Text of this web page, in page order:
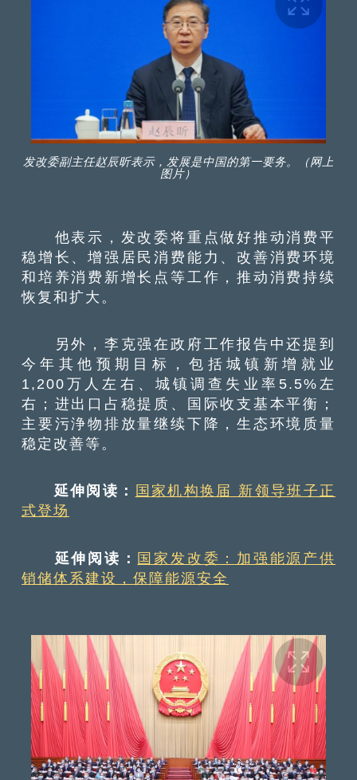
发改委副主任赵辰昕表示，发展是中国的第一要务。（网上
图片）
他表示，发改委将重点做好推动消费平
稳增长、增强居民消费能力、改善消费环境
和培养消费新增长点等工作，推动消费持续
恢复和扩大。
另外，李克强在政府工作报告中还提到
今年其他预期目标，包括城镇新增就业
1,200万人左右、城镇调查失业率5.5%左
右；进出口占稳提质、国际收支基本平衡；
主要污浄物排放量继续下降，生态环境质量
稳定改善等。
延伸阅读： 国家机构换届 新领导班子正
式登场
延伸阅读： 国家发改委：加强能源产供
销储体系建设，保障能源安全